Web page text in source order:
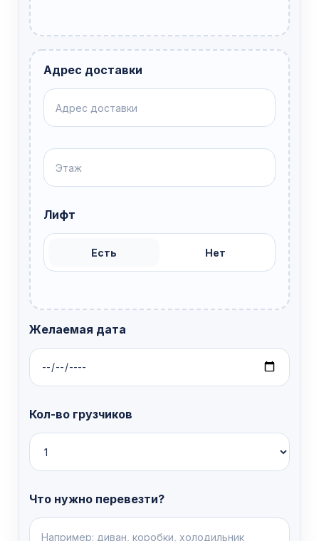
Адрес доставки
Лифт
Есть Нет
Желаемая дата
Кол-во грузчиков
Что нужно перевезти?